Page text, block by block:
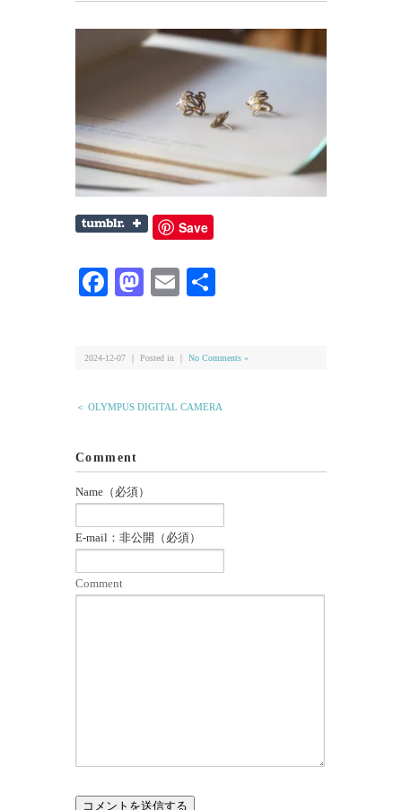
Save
Facebook
Mastodon
Email
2024-12-07 ｜ Posted in ｜ No Comments »
＜ OLYMPUS DIGITAL CAMERA
Comment
Name（必須）
E-mail：非公開（必須）
Comment